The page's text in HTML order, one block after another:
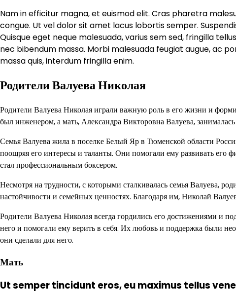
Nam in efficitur magna, et euismod elit. Cras pharetra
congue. Ut vel dolor sit amet lacus lobortis semper.
Quisque eget neque malesuada, varius sem sed, fringilla
nec bibendum massa. Morbi malesuada feugiat augue, ac
massa quis, interdum fringilla enim.
Родители Валуева Николая
Родители Валуева Николая играли важную роль в его жизни и
был инженером, а мать, Александра Викторовна Валуева,
Семья Валуева жила в поселке Белый Яр в Тюменской области
поощряя его интересы и таланты. Они помогали ему развивать его
стал профессиональным боксером.
Несмотря на трудности, с которыми сталкивалась семья Валуева,
настойчивости и семейных ценностях. Благодаря им, Николай
Родители Валуева Николая всегда гордились его достижениями и
него и помогали ему верить в себя. Их любовь и поддержка были
они сделали для него.
Мать
Ut semper tincidunt eros, eu maximus tellus